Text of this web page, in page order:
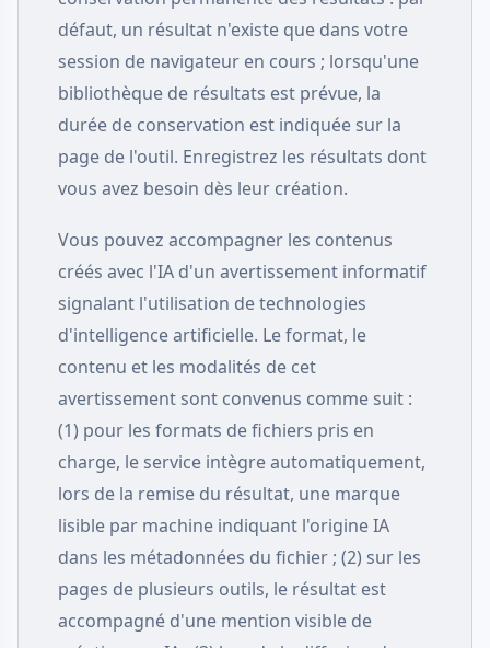
défaut, un résultat n'existe que dans votre
session de navigateur en cours ; lorsqu'une
bibliothèque de résultats est prévue, la
durée de conservation est indiquée sur la
page de l'outil. Enregistrez les résultats dont
vous avez besoin dès leur création.
Vous pouvez accompagner les contenus
créés avec l'IA d'un avertissement informatif
signalant l'utilisation de technologies
d'intelligence artificielle. Le format, le
contenu et les modalités de cet
avertissement sont convenus comme suit :
(1) pour les formats de fichiers pris en
charge, le service intègre automatiquement,
lors de la remise du résultat, une marque
lisible par machine indiquant l'origine IA
dans les métadonnées du fichier ; (2) sur les
pages de plusieurs outils, le résultat est
accompagné d'une mention visible de